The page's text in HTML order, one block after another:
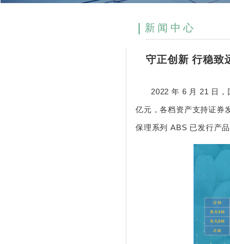
新闻中心
守正创新 行稳
2022 年 6 月 21 日
亿元，各档资产支持证券
保理系列 ABS 已发行产